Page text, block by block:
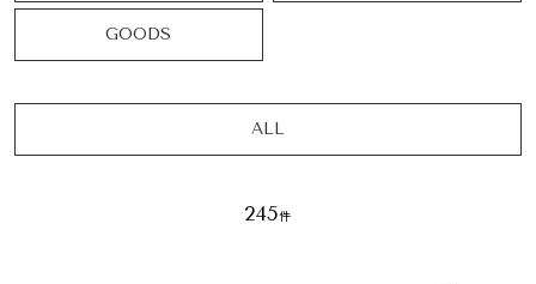
GOODS
ALL
245